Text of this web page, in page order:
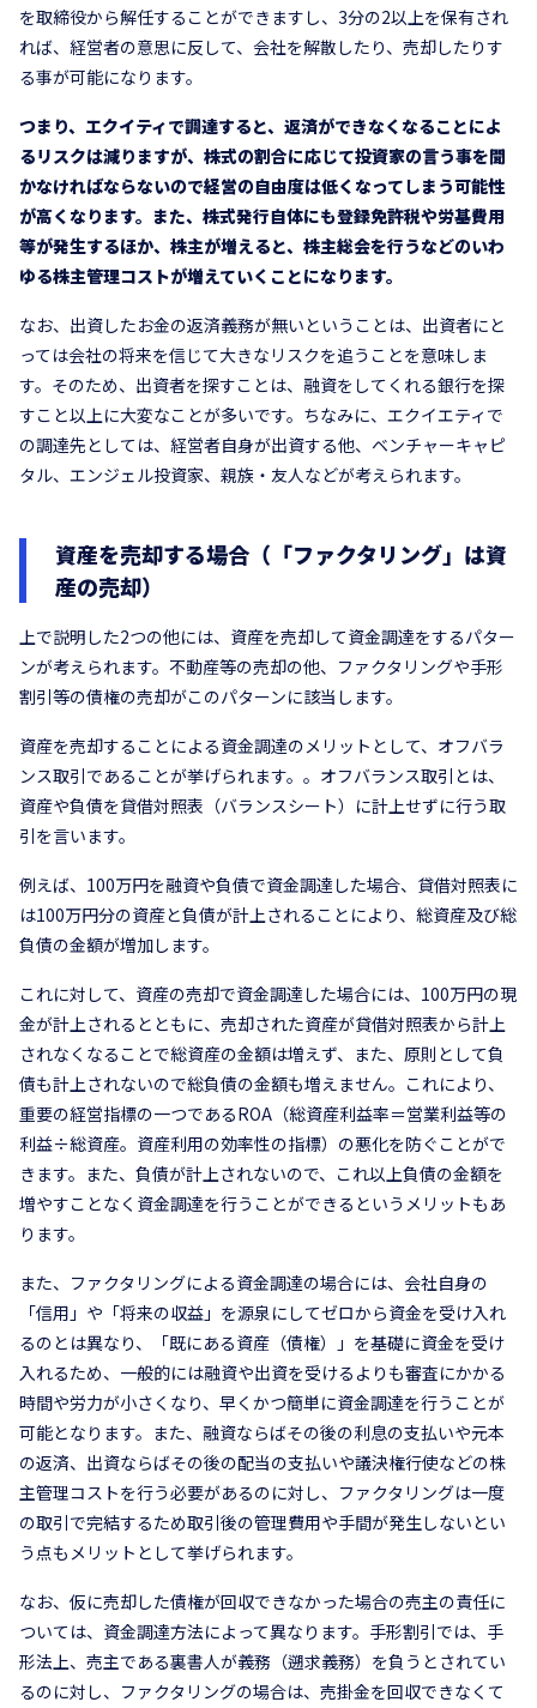
を取締役から解任することができますし、3分の2以上を保有され
れば、経営者の意思に反して、会社を解散したり、売却したりす
る事が可能になります。
つまり、エクイティで調達すると、返済ができなくなることによ
るリスクは減りますが、株式の割合に応じて投資家の言う事を聞
かなければならないので経営の自由度は低くなってしまう可能性
が高くなります。また、株式発行自体にも登録免許税や労基費用
等が発生するほか、株主が増えると、株主総会を行うなどのいわ
ゆる株主管理コストが増えていくことになります。
なお、出資したお金の返済義務が無いということは、出資者にと
っては会社の将来を信じて大きなリスクを追うことを意味しま
す。そのため、出資者を探すことは、融資をしてくれる銀行を探
すこと以上に大変なことが多いです。ちなみに、エクイエティで
の調達先としては、経営者自身が出資する他、ベンチャーキャピ
タル、エンジェル投資家、親族・友人などが考えられます。
資産を売却する場合（「ファクタリング」は資
産の売却）
上で説明した2つの他には、資産を売却して資金調達をするパター
ンが考えられます。不動産等の売却の他、ファクタリングや手形
割引等の債権の売却がこのパターンに該当します。
資産を売却することによる資金調達のメリットとして、オフバラ
ンス取引であることが挙げられます。。オフバランス取引とは、
資産や負債を貸借対照表（バランスシート）に計上せずに行う取
引を言います。
例えば、100万円を融資や負債で資金調達した場合、貸借対照表に
は100万円分の資産と負債が計上されることにより、総資産及び総
負債の金額が増加します。
これに対して、資産の売却で資金調達した場合には、100万円の現
金が計上されるとともに、売却された資産が貸借対照表から計上
されなくなることで総資産の金額は増えず、また、原則として負
債も計上されないので総負債の金額も増えません。これにより、
重要の経営指標の一つであるROA（総資産利益率＝営業利益等の
利益÷総資産。資産利用の効率性の指標）の悪化を防ぐことがで
きます。また、負債が計上されないので、これ以上負債の金額を
増やすことなく資金調達を行うことができるというメリットもあ
ります。
また、ファクタリングによる資金調達の場合には、会社自身の
「信用」や「将来の収益」を源泉にしてゼロから資金を受け入れ
るのとは異なり、「既にある資産（債権）」を基礎に資金を受け
入れるため、一般的には融資や出資を受けるよりも審査にかかる
時間や労力が小さくなり、早くかつ簡単に資金調達を行うことが
可能となります。また、融資ならばその後の利息の支払いや元本
の返済、出資ならばその後の配当の支払いや議決権行使などの株
主管理コストを行う必要があるのに対し、ファクタリングは一度
の取引で完結するため取引後の管理費用や手間が発生しないとい
う点もメリットとして挙げられます。
なお、仮に売却した債権が回収できなかった場合の売主の責任に
ついては、資金調達方法によって異なります。手形割引では、手
形法上、売主である裏書人が義務（遡求義務）を負うとされてい
るのに対し、ファクタリングの場合は、売掛金を回収できなくて